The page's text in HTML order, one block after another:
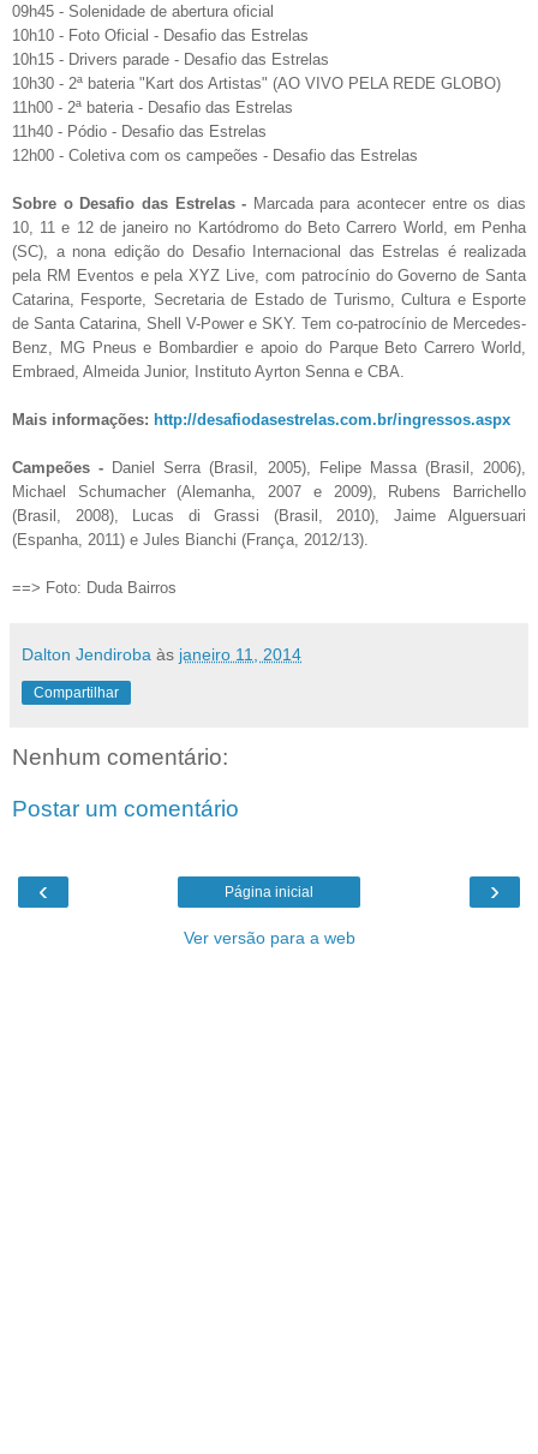
09h45 - Solenidade de abertura oficial
10h10 - Foto Oficial - Desafio das Estrelas
10h15 - Drivers parade - Desafio das Estrelas
10h30 - 2ª bateria "Kart dos Artistas" (AO VIVO PELA REDE GLOBO)
11h00 - 2ª bateria - Desafio das Estrelas
11h40 - Pódio - Desafio das Estrelas
12h00 - Coletiva com os campeões - Desafio das Estrelas
Sobre o Desafio das Estrelas - Marcada para acontecer entre os dias
10, 11 e 12 de janeiro no Kartódromo do Beto Carrero World, em Penha
(SC), a nona edição do Desafio Internacional das Estrelas é realizada
pela RM Eventos e pela XYZ Live, com patrocínio do Governo de Santa
Catarina, Fesporte, Secretaria de Estado de Turismo, Cultura e Esporte
de Santa Catarina, Shell V-Power e SKY. Tem co-patrocínio de Mercedes-
Benz, MG Pneus e Bombardier e apoio do Parque Beto Carrero World,
Embraed, Almeida Junior, Instituto Ayrton Senna e CBA.
Mais informações: http://desafiodasestrelas.com.br/ingressos.aspx
Campeões - Daniel Serra (Brasil, 2005), Felipe Massa (Brasil, 2006),
Michael Schumacher (Alemanha, 2007 e 2009), Rubens Barrichello
(Brasil, 2008), Lucas di Grassi (Brasil, 2010), Jaime Alguersuari
(Espanha, 2011) e Jules Bianchi (França, 2012/13).
==> Foto: Duda Bairros
Dalton Jendiroba às janeiro 11, 2014
Compartilhar
Nenhum comentário:
Postar um comentário
‹ ›
Página inicial
Ver versão para a web